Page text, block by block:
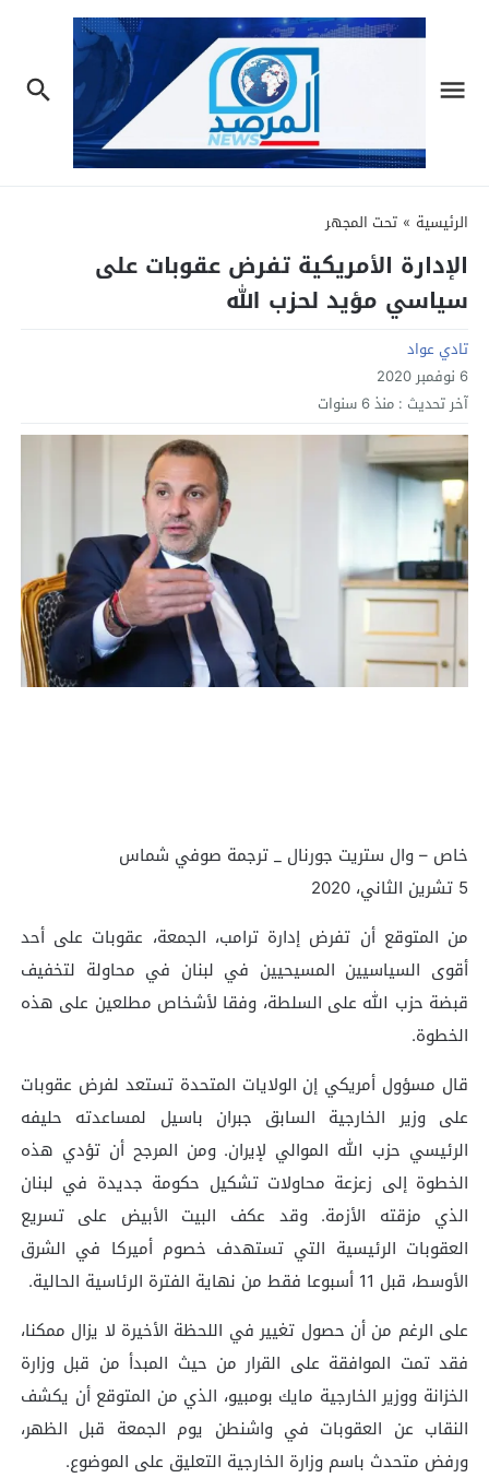
الرئيسية » تحت المجهر
الإدارة الأمريكية تفرض عقوبات على
سياسي مؤيد لحزب الله
تادي عواد
6 نوفمبر 2020
آخر تحديث : منذ 6 سنوات
خاص – وال ستريت جورنال _ ترجمة صوفي شماس
5 تشرين الثاني، 2020
من المتوقع أن تفرض إدارة ترامب، الجمعة، عقوبات على أحد
أقوى السياسيين المسيحيين في لبنان في محاولة لتخفيف
قبضة حزب الله على السلطة، وفقا لأشخاص مطلعين على هذه
الخطوة.
قال مسؤول أمريكي إن الولايات المتحدة تستعد لفرض عقوبات
على وزير الخارجية السابق جبران باسيل لمساعدته حليفه
الرئيسي حزب الله الموالي لإيران. ومن المرجح أن تؤدي هذه
الخطوة إلى زعزعة محاولات تشكيل حكومة جديدة في لبنان
الذي مزقته الأزمة. وقد عكف البيت الأبيض على تسريع
العقوبات الرئيسية التي تستهدف خصوم أميركا في الشرق
الأوسط، قبل 11 أسبوعا فقط من نهاية الفترة الرئاسية الحالية.
على الرغم من أن حصول تغيير في اللحظة الأخيرة لا يزال ممكنا،
فقد تمت الموافقة على القرار من حيث المبدأ من قبل وزارة
الخزانة ووزير الخارجية مايك بومبيو، الذي من المتوقع أن يكشف
النقاب عن العقوبات في واشنطن يوم الجمعة قبل الظهر،
ورفض متحدث باسم وزارة الخارجية التعليق على الموضوع.